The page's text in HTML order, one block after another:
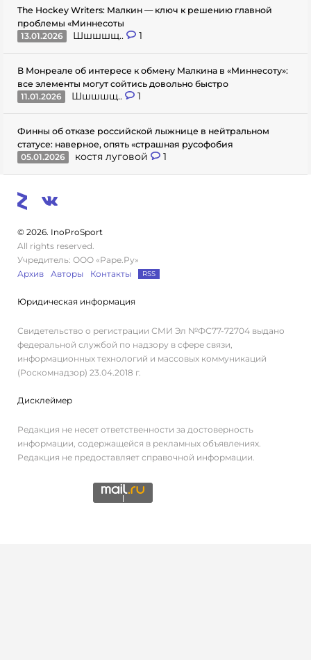
The Hockey Writers: Малкин — ключ к решению главной
проблемы «Миннесоты
13.01.2026
Шшшшщ.. 1
В Монреале об интересе к обмену Малкина в «Миннесоту»:
все элементы могут сойтись довольно быстро
11.01.2026
Шшшшщ.. 1
Финны об отказе российской лыжнице в нейтральном
статусе: наверное, опять «страшная русофобия
05.01.2026
костя луговой 1
© 2026. InoProSport
All rights reserved.
Учредитель: ООО «Раре.Ру»
Архив
Авторы Контакты RSS
Юридическая информация
Свидетельство о регистрации СМИ Эл №ФС77-72704 выдано
федеральной службой по надзору в сфере связи,
информационных технологий и массовых коммуникаций
(Роскомнадзор) 23.04.2018 г.
Дисклеймер
Редакция не несет ответственности за достоверность
информации, содержащейся в рекламных объявлениях.
Редакция не предоставляет справочной информации.